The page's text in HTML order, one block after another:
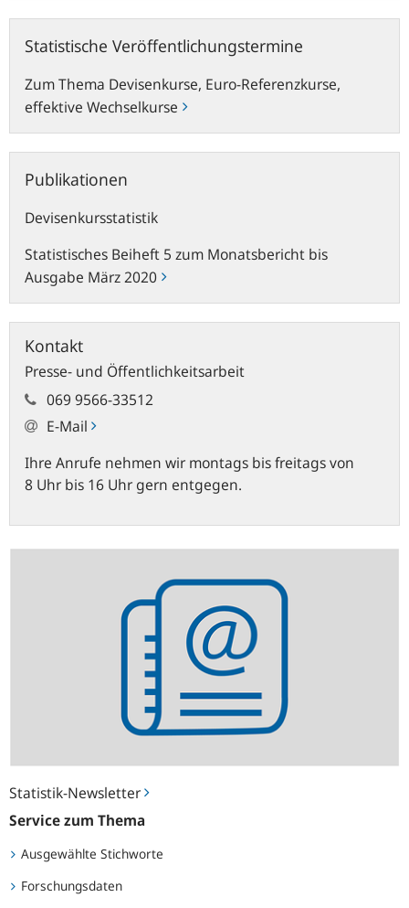
Statistik-Newsletter
Service zum Thema
Ausgewählte Stichworte
Forschungsdaten
Statistische Veröffentlichungstermine
Zum Thema Devisenkurse, Euro-Referenzkurse,
effektive Wechselkurse
Veröffentlichungstermine
Publikationen
Devisenkursstatistik
Statistisches Beiheft 5 zum Monatsbericht bis
Ausgabe März 2020
Kontakt
Presse- und Öffentlichkeitsarbeit
069 9566-33512
E-Mail
Ihre Anrufe nehmen wir montags bis freitags von
8 Uhr bis 16 Uhr gern entgegen.